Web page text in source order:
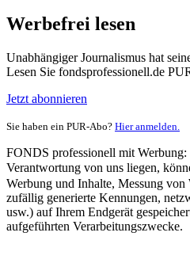
Werbefrei lesen
Unabhängiger Journalismus hat
Lesen Sie fondsprofessionell.de
Jetzt abonnieren
Sie haben ein PUR-Abo? Hier anmelden.
FONDS professionell mit
Verantwortung von uns liegen,
Werbung und Inhalte, Messung
zufällig generierte Kennungen,
usw.) auf Ihrem Endgerät
aufgeführten Verarbeitungszwecke.